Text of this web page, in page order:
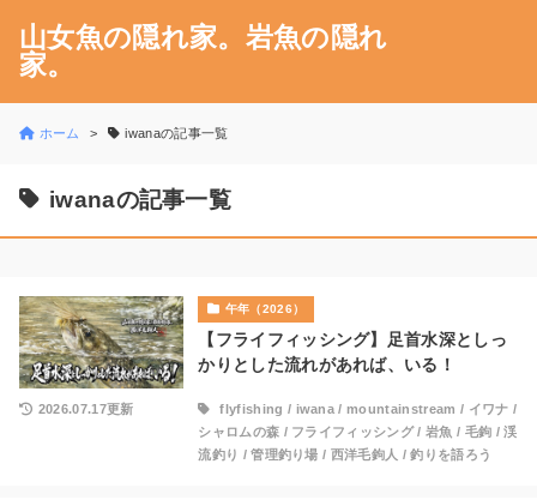
山女魚の隠れ家。岩魚の隠れ
家。
ホーム iwanaの記事一覧
iwanaの記事一覧
午年（2026）
【フライフィッシング】足首水深としっ
かりとした流れがあれば、いる！
2026.07.17更新 flyfishing / iwana /mountainstream / イワナ /
シャロムの森 / フライフィッシング/岩魚 / 毛鉤 /渓
流釣り /管理釣り場 / 西洋毛鉤人 /釣りを語ろう